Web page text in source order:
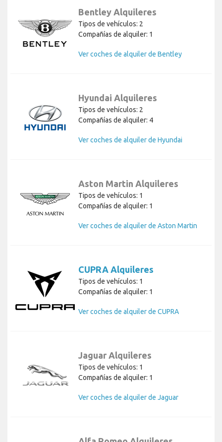
Bentley Alquileres
Tipos de vehículos: 2
Compañías de alquiler: 1
Ver coches de alquiler de Bentley
Hyundai Alquileres
Tipos de vehículos: 2
Compañías de alquiler: 4
Ver coches de alquiler de Hyundai
Aston Martin Alquileres
Tipos de vehículos: 1
Compañías de alquiler: 1
Ver coches de alquiler de Aston Martin
CUPRA Alquileres
Tipos de vehículos: 1
Compañías de alquiler: 1
Ver coches de alquiler de CUPRA
Jaguar Alquileres
Tipos de vehículos: 1
Compañías de alquiler: 1
Ver coches de alquiler de Jaguar